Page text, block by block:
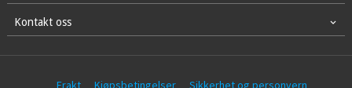
Kontakt oss
Frakt Kjøpsbetingelser Sikkerhet og personvern